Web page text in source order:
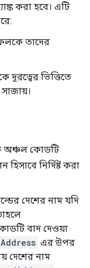
করা হবে। এটি
তাদের
দূরত্বের ভিত্তিতে
অঞ্চল কোডটি
হিসাবে নির্দিষ্ট করা
দেশের নাম যদি
বাদ দেওয়া
এর উপর
দেশের নাম